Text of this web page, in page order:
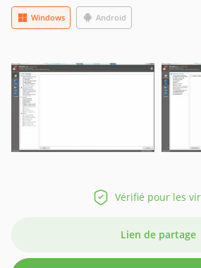
Android
Windows
Vérifié pour les
Lien de partage